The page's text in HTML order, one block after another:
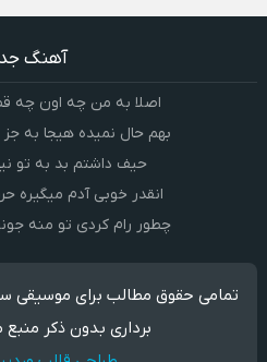
آهنگ
اصلا به من چه اون چه
بهم حال نمیده هیجا به
حیف داشتم بد به تو
انقدر خوبی آدم
چطور رام کردی تو منه
تمامی حقوق مطالب برای موسیقی
برداری بدون ذکر